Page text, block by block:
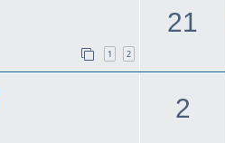
1 2
21
覆
2